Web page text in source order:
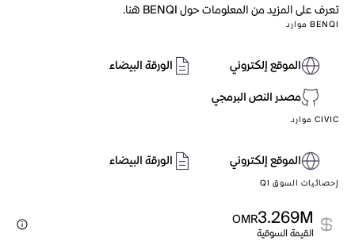
تعرف على المزيد من المعلومات حول BENQI هنا.
BENQI موارد
الموقع إلكتروني
الورقة البيضاء
مصدر النص البرمجي
CIVIC موارد
الموقع إلكتروني الورقة البيضاء
إحصائيات السوق QI
3.269M
OMR
القيمة السوقية